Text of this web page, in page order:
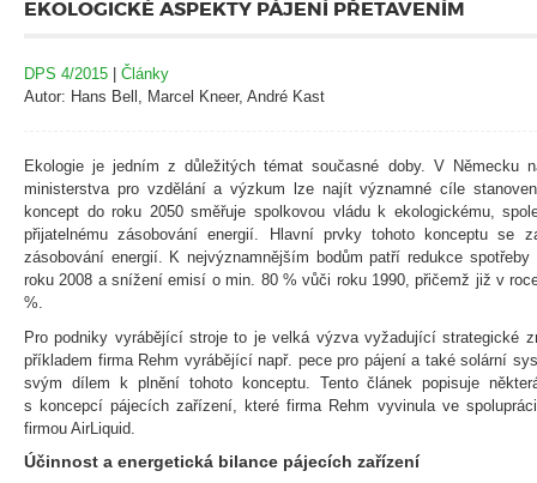
EKOLOGICKÉ ASPEKTY PÁJENÍ PŘETAVENÍM
DPS 4/2015 | Články
Autor: Hans Bell, Marcel Kneer, André Kast
Ekologie je jedním z důležitých témat současné doby. V Německu
ministerstva pro vzdělání a výzkum lze najít významné cíle
koncept do roku 2050 směřuje spolkovou vládu k ekologickému,
přijatelnému zásobování energií. Hlavní prvky tohoto konceptu se
zásobování energií. K nejvýznamnějším bodům patří redukce
roku 2008 a snížení emisí o min. 80 % vůči roku 1990, přičemž již v
%.
Pro podniky vyrábějící stroje to je velká výzva vyžadující strategické
příkladem firma Rehm vyrábějící např. pece pro pájení a také solární
svým dílem k plnění tohoto konceptu. Tento článek popisuje
s koncepcí pájecích zařízení, které firma Rehm vyvinula ve
firmou AirLiquid.
Účinnost a energetická bilance pájecích zařízení